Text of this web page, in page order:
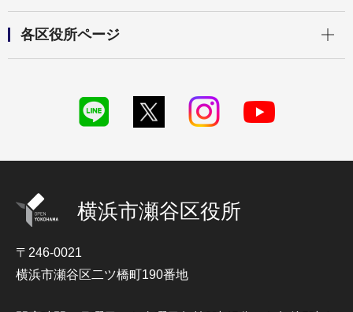
各区役所ページ
横浜市瀬谷区役所
〒246-0021
横浜市瀬谷区二ツ橋町190番地